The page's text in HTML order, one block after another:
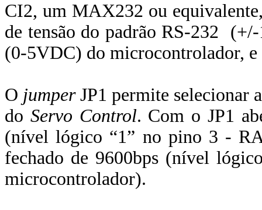
CI2, um MAX232 ou
de tensão do padrão RS-232
(0-5VDC) do microcontrolador, e
O jumperJP1 permite selecionar
do Servo Control. Com o JP1
(nível lógico “1” no pino 3 -
fechado de 9600bps (nível
microcontrolador).